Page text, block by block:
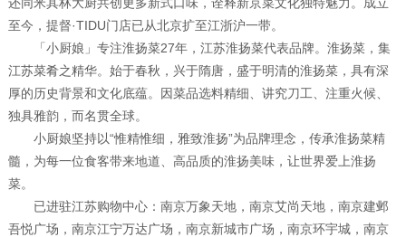
至今，提督·TIDU门店已从北京扩至江浙沪一带。
「小厨娘」专注淮扬菜27年，江苏淮扬菜代表品牌。淮扬菜，集
江苏菜肴之精华。始于春秋，兴于隋唐，盛于明清的淮扬菜，具有深
厚的历史背景和文化底蕴。因菜品选料精细、讲究刀工、注重火候、
独具雅韵，而名贯全球。
小厨娘坚持以“惟精惟细，雅致淮扬”为品牌理念，传承淮扬菜精
髓，为每一位食客带来地道、高品质的淮扬美味，让世界爱上淮扬
菜。
已进驻江苏购物中心：南京万象天地，南京艾尚天地，南京建邺
吾悦广场，南京江宁万达广场，南京新城市广场，南京环宇城，南京